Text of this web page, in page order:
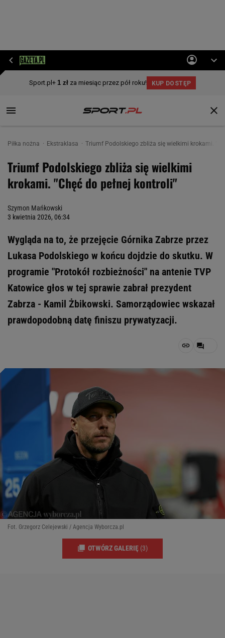
Piłka nożna Ekstraklasa Triumf Podolskiego zbliża się wielkimi krokami.
Triumf Podolskiego zbliża się wielkimi
krokami. "Chęć do pełnej kontroli"
Szymon Mańkowski
3 kwietnia 2026, 06:34
Wygląda na to, że przejęcie Górnika Zabrze przez
Lukasa Podolskiego w końcu dojdzie do skutku. W
programie "Protokół rozbieżności" na antenie TVP
Katowice głos w tej sprawie zabrał prezydent
Zabrza - Kamil Żbikowski. Samorządowiec wskazał
prawdopodobną datę finiszu prywatyzacji.
Fot. Grzegorz Celejewski / Agencja Wyborcza.pl
OTWÓRZ GALERIĘ (3)